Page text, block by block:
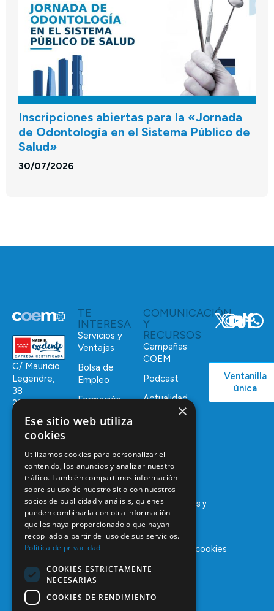
Inscripciones abiertas para la «Jornada
de Odontología en el Sistema Público de
Salud»
30/07/2026
C/ Mauricio
Legendre,
38
28046
Madrid
91 561 29 05
informacion@coem.org.es
TE
INTERESA
Servicios y
Ventajas
Bolsa de
Empleo
Formación
COMUNICACIÓN
Y
RECURSOS
Campañas
COEM
Podcast
Actualidad
Ventanilla
única
© 2025 – COEM – Colegio Oficial de Odontólogos y
Estomatólogos de la I región
Aviso legalPolítica de privacidad Política de cookies
×
Ese sitio web utiliza
cookies
Utilizamos cookies para personalizar el
contenido, los anuncios y analizar nuestro
tráfico. También compartimos información
sobre su uso de nuestro sitio con nuestros
socios de publicidad y análisis, quienes
pueden combinarla con otra información
que les haya proporcionado o que hayan
recopilado a partir del uso de sus servicios.
Política de privacidad
COOKIES ESTRICTAMENTE
NECESARIAS
COOKIES DE RENDIMIENTO